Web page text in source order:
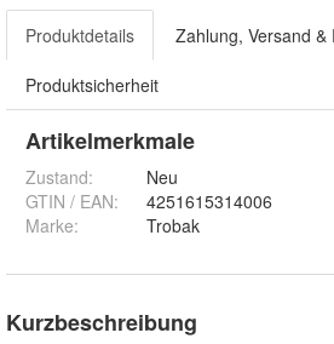
Produktdetails Zahlung, Versand &
Produktsicherheit
Artikelmerkmale
Zustand:
Neu
GTIN / EAN:
4251615314006
Marke:
Trobak
Kurzbeschreibung